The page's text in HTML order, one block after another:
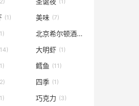
(1) 美味 (7)
北京希尔顿酒店
大明虾 (1)
鳕鱼 (11)
四季 (1)
巧克力 (3)